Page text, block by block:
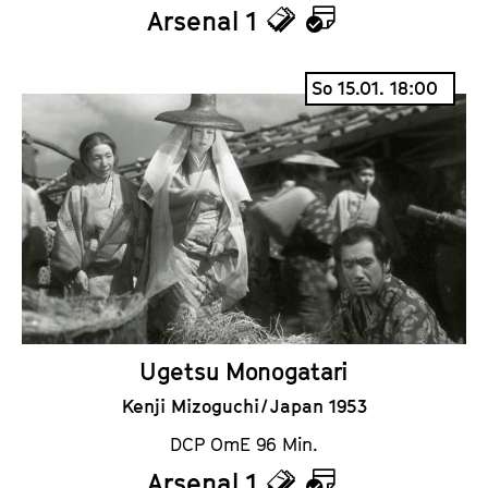
Arsenal 1
T
k
e
t
s
K
a
l
e
n
d
e
r
So 15.01. 18:00
Ugetsu Monogatari
Kenji Mizoguchi / Japan 1953
DCP OmE 96 Min.